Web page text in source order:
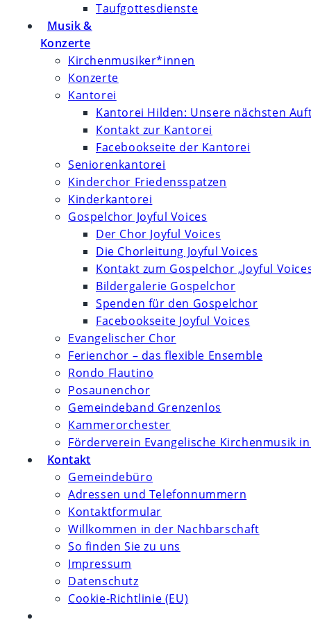
Taufgottesdienste
Musik &
Konzerte
Kirchenmusiker*innen
Konzerte
Kantorei
Kantorei Hilden: Unsere nächsten
Kontakt zur Kantorei
Facebookseite der Kantorei
Seniorenkantorei
Kinderchor Friedensspatzen
Kinderkantorei
Gospelchor Joyful Voices
Der Chor Joyful Voices
Die Chorleitung Joyful Voices
Kontakt zum Gospelchor „Joyful
Bildergalerie Gospelchor
Spenden für den Gospelchor
Facebookseite Joyful Voices
Evangelischer Chor
Ferienchor – das flexible Ensemble
Rondo Flautino
Posaunenchor
Gemeindeband Grenzenlos
Kammerorchester
Förderverein Evangelische Kirchenmusik
Kontakt
Gemeindebüro
Adressen und Telefonnummern
Kontaktformular
Willkommen in der Nachbarschaft
So finden Sie zu uns
Impressum
Datenschutz
Cookie-Richtlinie (EU)